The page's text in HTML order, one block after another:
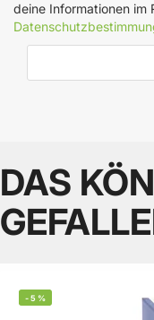
deine Informationen im
DAS
-5 %